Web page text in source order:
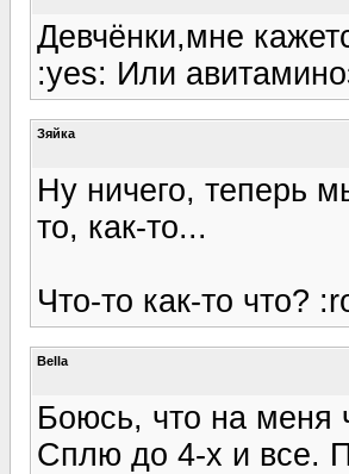
Девчёнки,мне
:yes: Или
Зяйка
Ну ничего, теперь
то, как-то...
Что-то как-то что?
Bella
Боюсь, что на меня
Сплю до 4-х и все.